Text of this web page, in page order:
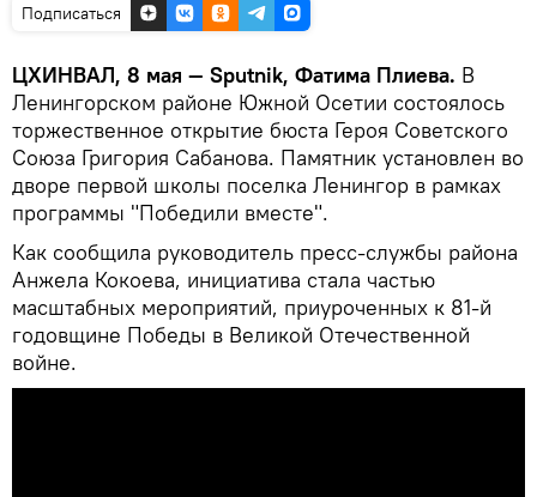
Подписаться
ЦХИНВАЛ, 8 мая — Sputnik, Фатима Плиева. В
Ленингорском районе Южной Осетии состоялось
торжественное открытие бюста Героя Советского
Союза Григория Сабанова. Памятник установлен во
дворе первой школы поселка Ленингор в рамках
программы "Победили вместе".
Как сообщила руководитель пресс-службы района
Анжела Кокоева, инициатива стала частью
масштабных мероприятий, приуроченных к 81-й
годовщине Победы в Великой Отечественной
войне.